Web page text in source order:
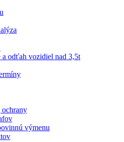
a odťah vozidiel nad 3,5t
ochrany
výmenu